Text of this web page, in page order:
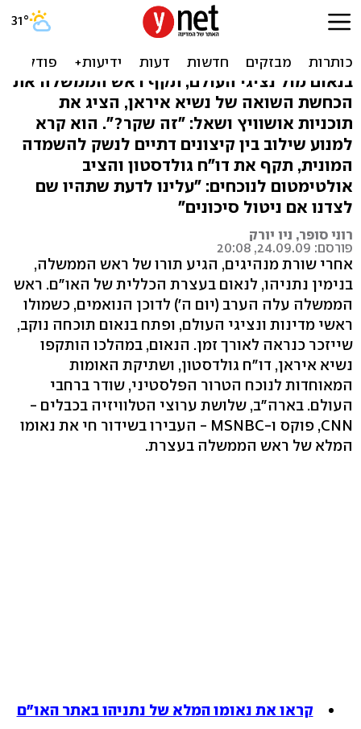
רה"מ עם דפי אושוויץ באו"ם:
במה לאיראן - בושה
בנאום מול נציגי העולם, תקף ראש הממשלה את
הכחשת השואה של נשיא איראן, הציג את
תוכניות אושוויץ ושאל: "זה שקר?". הוא קרא
למנוע שילוב בין קיצונים דתיים לנשק להשמדה
המונית, תקף את דו"ח גולדסטון והציב
אולטימטום לנוכחים: "עלינו לדעת שתהיו שם
לצדנו אם ניטול סיכונים"
רוני סופר, ניו יורק
פורסם: 24.09.09, 20:08
אחרי שורת מנהיגים, הגיע תורו של ראש הממשלה,
בנימין נתניהו, לנאום בעצרת הכללית של האו"ם. ראש
הממשלה עלה הערב (יום ה') לדוכן הנואמים, כשמולו
ראשי מדינות ונציגי העולם, ופתח בנאום תוכחה נוקב,
שייזכר כנראה לאורך זמן. הנאום, במהלכו הותקפו
נשיא איראן, דו"ח גולדסטון, ושתיקת האומות
המאוחדות לנוכח הטרור הפלסטיני, שודר ברחבי
העולם. בארה"ב, שלושת ערוצי הטלוויזיה בכבלים -
CNN, פוקס ו-MSNBC - העבירו בשידור חי את נאומו
המלא של ראש הממשלה בעצרת.
קראו את נאומו המלא של נתניהו באתר האו"ם